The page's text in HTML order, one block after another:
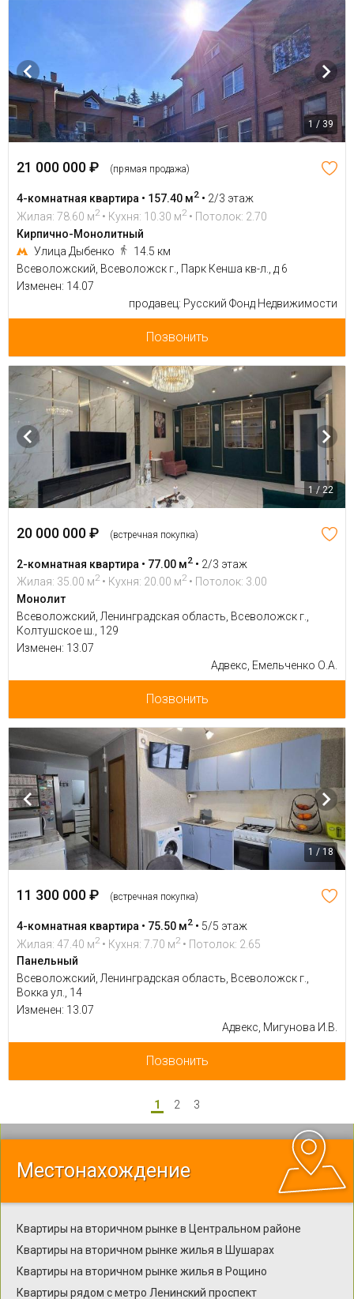
1 / 39
21 000 000 ₽ (прямая продажа)
4-комнатная квартира • 157.40 м2 • 2/3 этаж
Жилая: 78.60 м2 • Кухня: 10.30 м2 • Потолок: 2.70
Кирпично-Монолитный
Улица Дыбенко
14.5 км
Всеволожский, Всеволожск г., Парк Кенша кв-л., д 6
Изменен: 14.07
продавец: Русский Фонд Недвижимости
Позвонить
1 / 22
20 000 000 ₽ (встречная покупка)
2-комнатная квартира • 77.00 м2 • 2/3 этаж
Жилая: 35.00 м2 • Кухня: 20.00 м2 • Потолок: 3.00
Монолит
Всеволожский, Ленинградская область, Всеволожск г.,
Колтушское ш., 129
Изменен: 13.07
Адвекс, Емельченко О.А.
Позвонить
1 / 18
11 300 000 ₽ (встречная покупка)
4-комнатная квартира • 75.50 м2 • 5/5 этаж
Жилая: 47.40 м2 • Кухня: 7.70 м2 • Потолок: 2.65
Панельный
Всеволожский, Ленинградская область, Всеволожск г.,
Вокка ул., 14
Изменен: 13.07
Адвекс, Мигунова И.В.
Позвонить
1 2 3
Местонахождение
Квартиры на вторичном рынке в Центральном районе
Квартиры на вторичном рынке жилья в Шушарах
Квартиры на вторичном рынке жилья в Рощино
Квартиры рядом с метро Ленинский проспект